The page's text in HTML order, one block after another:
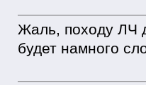
Жаль, походу ЛЧ
будет намного